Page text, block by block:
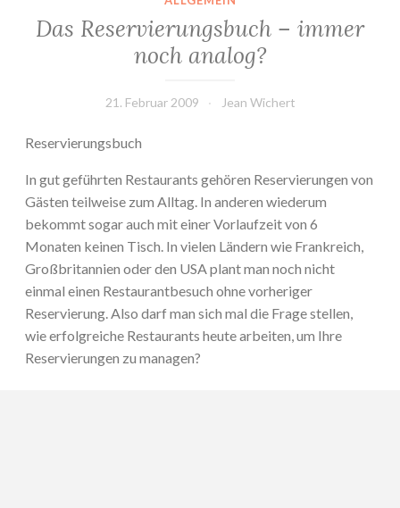
Das Reservierungsbuch – immer
noch analog?
21. Februar 2009 Jean Wichert
Reservierungsbuch
In gut geführten Restaurants gehören Reservierungen von
Gästen teilweise zum Alltag. In anderen wiederum
bekommt sogar auch mit einer Vorlaufzeit von 6
Monaten keinen Tisch. In vielen Ländern wie Frankreich,
Großbritannien oder den USA plant man noch nicht
einmal einen Restaurantbesuch ohne vorheriger
Reservierung. Also darf man sich mal die Frage stellen,
wie erfolgreiche Restaurants heute arbeiten, um Ihre
Reservierungen zu managen?